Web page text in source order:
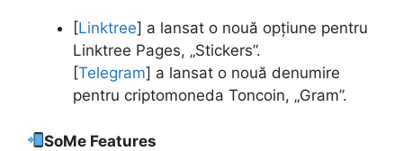
[Linktree] a lansat o nouă opțiune pentru
Linktree Pages, „Stickers”.
[Telegram] a lansat o nouă denumire
pentru criptomoneda Toncoin, „Gram”.
SoMe Features